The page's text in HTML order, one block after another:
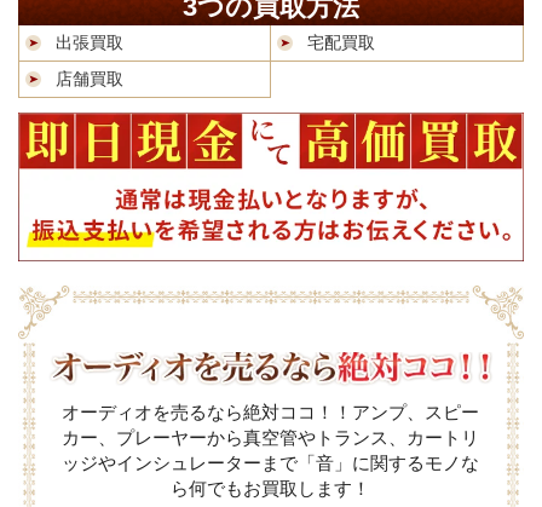
3つの買取方法
出張買取
宅配買取
店舗買取
オーディオを売るなら絶対ココ！！アンプ、スピー
カー、プレーヤーから真空管やトランス、カートリ
ッジやインシュレーターまで「音」に関するモノな
ら何でもお買取します！